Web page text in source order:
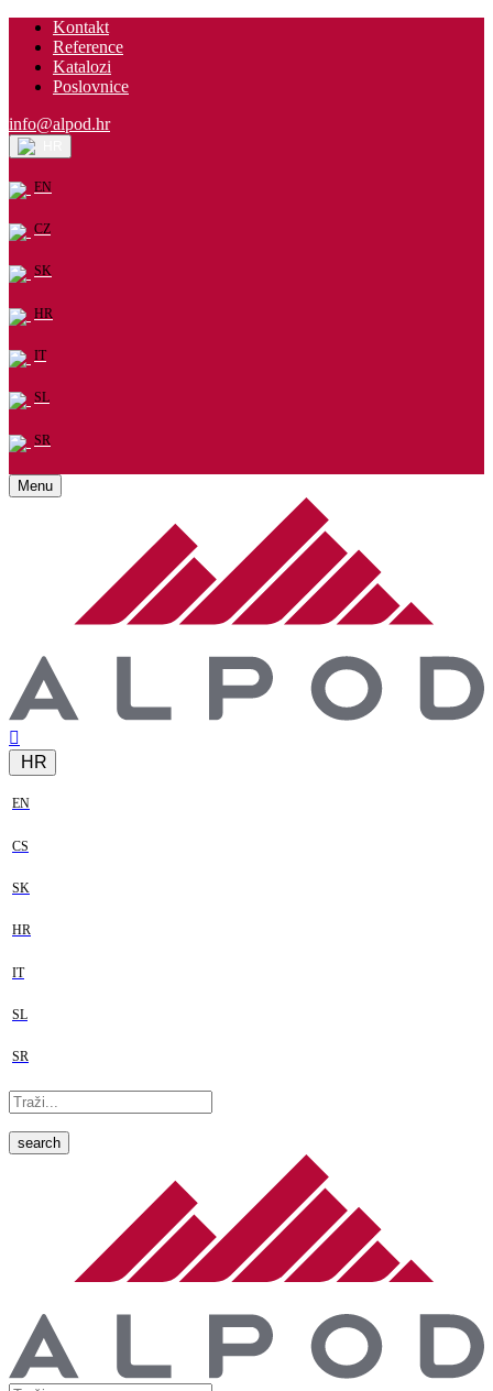
Kontakt
Reference
Katalozi
Poslovnice
info@alpod.hr
EN
CZ
SK
HR
IT
SL
SR
Menu
HR
EN
CS
SK
HR
IT
SL
SR
search